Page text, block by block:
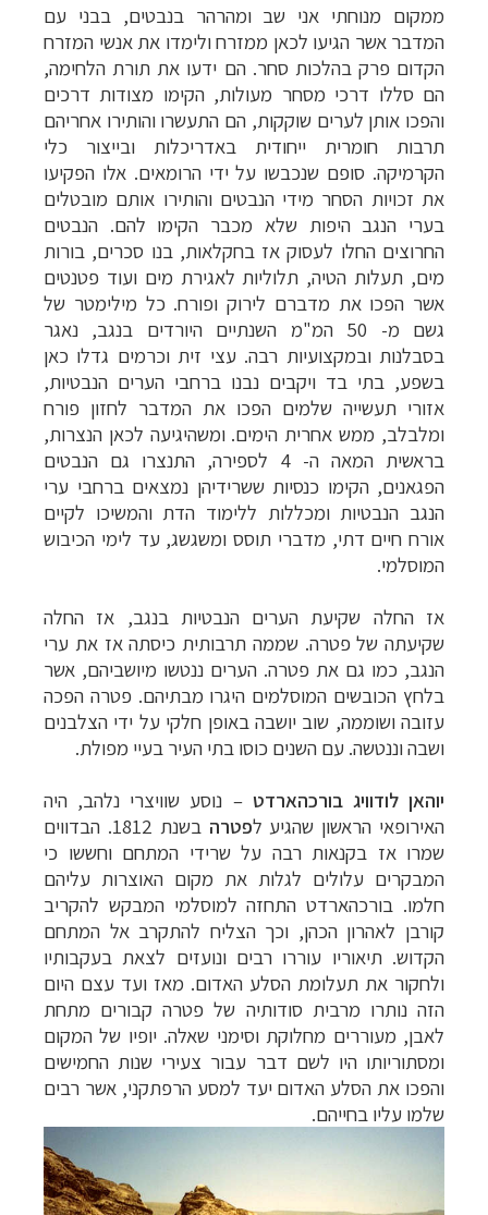
ממקום מנוחתי אני שב ומהרהר בנבטים, בבני עם
המדבר אשר הגיעו לכאן ממזרח ולימדו את אנשי המזרח
הקדום פרק בהלכות סחר. הם ידעו את תורת הלחימה,
הם סללו דרכי מסחר מעולות, הקימו מצודות דרכים
והפכו אותן לערים שוקקות, הם התעשרו והותירו אחריהם
תרבות חומרית ייחודית באדריכלות ובייצור כלי
הקרמיקה. סופם שנכבשו על ידי הרומאים. אלו הפקיעו
את זכויות הסחר מידי הנבטים והותירו אותם מובטלים
בערי הנגב היפות שלא מכבר הקימו להם. הנבטים
החרוצים החלו לעסוק אז בחקלאות, בנו סכרים, בורות
מים, תעלות הטיה, תלוליות לאגירת מים ועוד פטנטים
אשר הפכו את מדברם לירוק ופורח. כל מילימטר של
גשם מ- 50 המ"מ השנתיים היורדים בנגב, נאגר
בסבלנות ובמקצועיות רבה. עצי זית וכרמים גדלו כאן
בשפע, בתי בד ויקבים נבנו ברחבי הערים הנבטיות,
אזורי תעשייה שלמים הפכו את המדבר לחזון פורח
ומלבלב, ממש אחרית הימים. ומשהיגיעה לכאן הנצרות,
בראשית המאה ה- 4 לספירה, התנצרו גם הנבטים
הפגאנים, הקימו כנסיות ששרידיהן נמצאים ברחבי ערי
הנגב הנבטיות ומכללות ללימוד הדת והמשיכו לקיים
אורח חיים דתי, מדברי תוסס ומשגשג, עד לימי הכיבוש
המוסלמי.
אז החלה שקיעת הערים הנבטיות בנגב, אז החלה
שקיעתה של פטרה. שממה תרבותית כיסתה אז את ערי
הנגב, כמו גם את פטרה. הערים ננטשו מיושביהם, אשר
בלחץ הכובשים המוסלמים היגרו מבתיהם. פטרה הפכה
עזובה ושוממה, שוב יושבה באופן חלקי על ידי הצלבנים
ושבה וננטשה. עם השנים כוסו בתי העיר בעיי מפולת.
יוהאן לודוויג בורכהארדט– נוסע שוויצרי נלהב, היה
האירופאי הראשון שהגיע לפטרה
בשנת 1812. הבדווים
שמרו אז בקנאות רבה על שרידי המתחם וחששו כי
המבקרים עלולים לגלות את מקום האוצרות עליהם
חלמו. בורכהארדט התחזה למוסלמי המבקש להקריב
קורבן לאהרון הכהן, וכך הצליח להתקרב אל המתחם
הקדוש. תיאוריו עוררו רבים ונועזים לצאת בעקבותיו
ולחקור את תעלומת הסלע האדום. מאז ועד עצם היום
הזה נותרו מרבית סודותיה של פטרה קבורים מתחת
לאבן, מעוררים מחלוקת וסימני שאלה. יופיו של המקום
ומסתוריותו היו לשם דבר עבור צעירי שנות החמישים
והפכו את הסלע האדום יעד למסע הרפתקני, אשר רבים
שלמו עליו בחייהם.